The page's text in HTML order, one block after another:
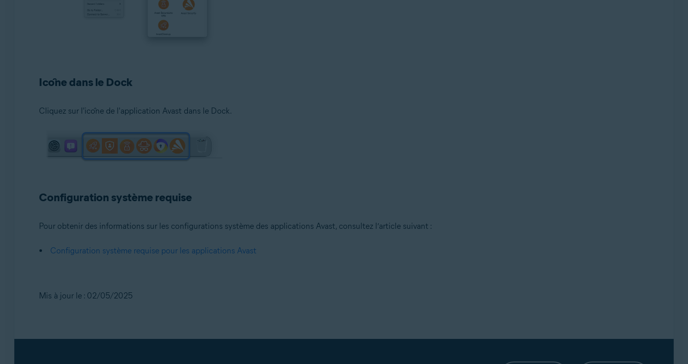
Icône dans le Dock
Cliquez sur l'icône de l'application Avast dans le Dock.
Configuration système requise
Pour obtenir des informations sur les configurations système des applications Avast, consultez l’article suivant :
Configuration système requise pour les applications Avast
Mis à jour le : 02/05/2025